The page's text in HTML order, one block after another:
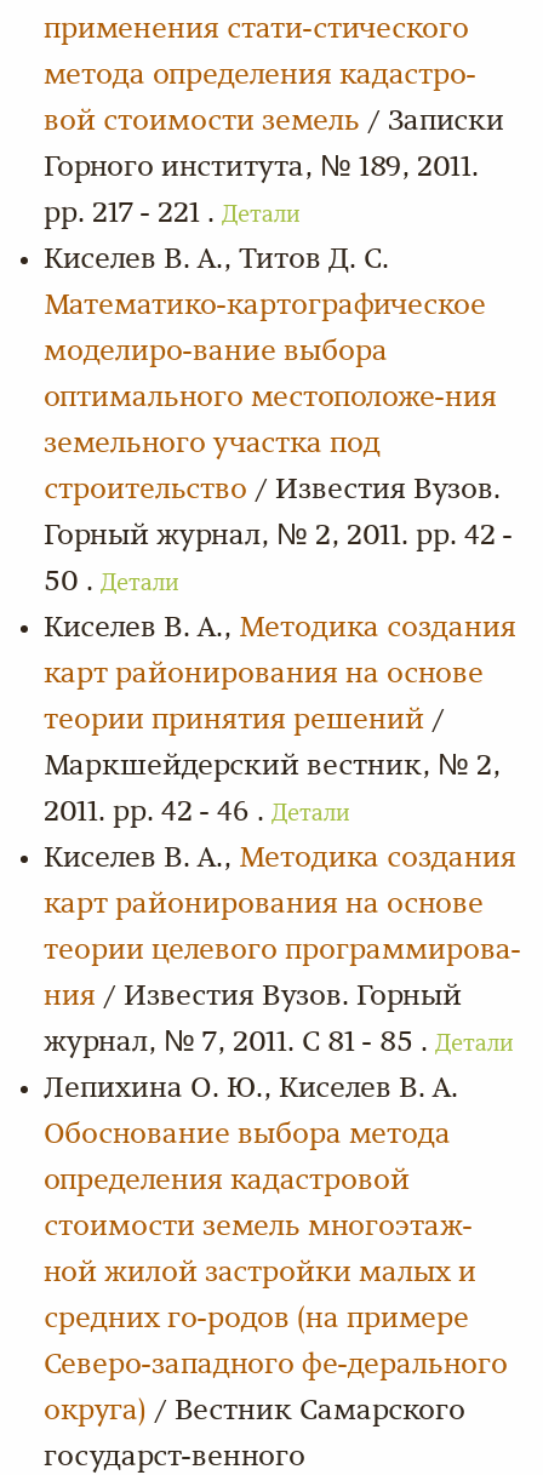
применения стати-стического
метода определения кадастро-
вой стоимости земель / Записки
Горного института, № 189, 2011.
pp. 217 - 221 . Детали
Киселев В. А., Титов Д. С.
Математико-картографическое
моделиро-вание выбора
оптимального местоположе-ния
земельного участка под
строительство / Известия Вузов.
Горный журнал, № 2, 2011. pp. 42 -
50 . Детали
Киселев В. А., Методика создания
карт районирования на основе
теории принятия решений /
Маркшейдерский вестник, № 2,
2011. pp. 42 - 46 . Детали
Киселев В. А., Методика создания
карт районирования на основе
теории целевого программирова-
ния / Известия Вузов. Горный
журнал, № 7, 2011. С 81 - 85 . Детали
Лепихина О. Ю., Киселев В. А.
Обоснование выбора метода
определения кадастровой
стоимости земель многоэтаж-
ной жилой застройки малых и
средних го-родов (на примере
Северо-западного фе-дерального
округа) / Вестник Самарского
государст-венного